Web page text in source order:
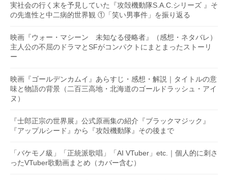
実社会の行く末を予見していた『攻殻機動隊S.A.C.シリーズ 』そ
の先進性と中二病的世界観 ①「笑い男事件」を振り返る
映画『ウォー・マシーン 未知なる侵略者』（感想・ネタバレ）
主人公の不屈のドラマとSFがコンパクトにまとまったストーリ
ー
映画『ゴールデンカムイ』あらすじ・感想・解説｜タイトルの意
味と物語の背景（二百三高地・北海道のゴールドラッシュ・アイ
ヌ）
『士郎正宗の世界展』公式原画集の紹介『ブラックマジック』
『アップルシード』から『攻殻機動隊』その後まで
「バケモノ級」「正統派歌唱」「AI VTuber」etc.｜個人的に刺さ
ったVTuber歌動画まとめ（カバー含む）